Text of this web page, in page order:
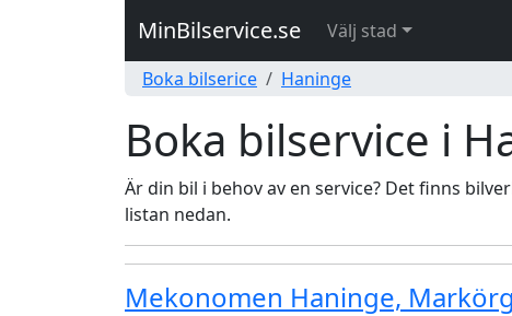
MinBilservice.se
Välj stad
Boka bilserice
Haninge
Boka bilservice i
Är din bil i behov av en service? Det finns
listan nedan.
Mekonomen Haninge,